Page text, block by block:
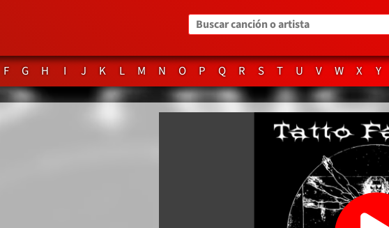
Buscar canción o artista
F G H I J K L M N O P Q R S T U V W X Y